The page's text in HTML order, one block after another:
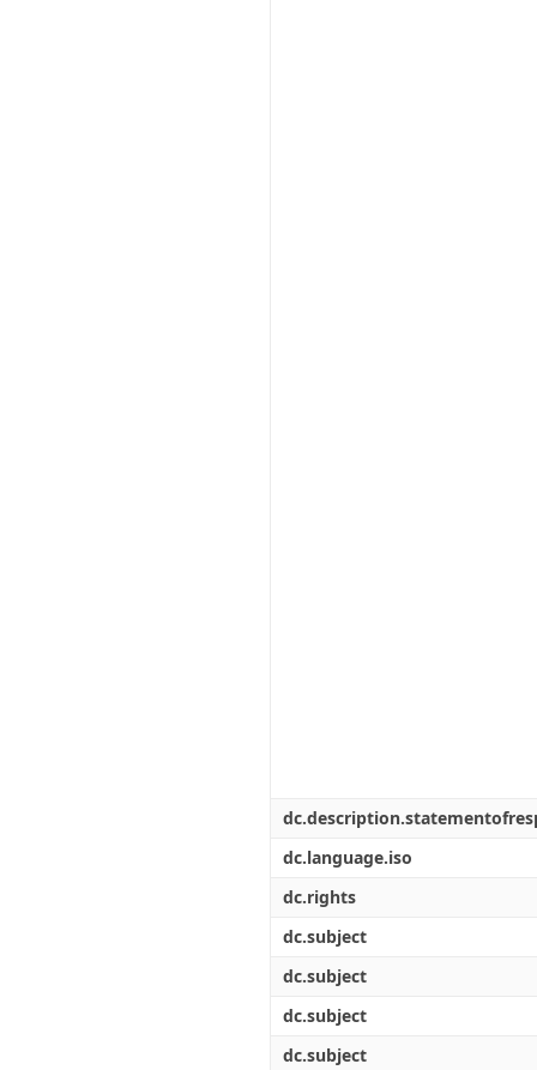
dc.language.iso
dc.rights
dc.subject
dc.subject
dc.subject
dc.subject